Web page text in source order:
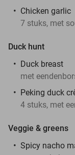
Chicken garlic
7 stuks, met
Duck hunt
Duck breast
met
Peking duck
4 stuks, met
Veggie & greens
Spicy nacho